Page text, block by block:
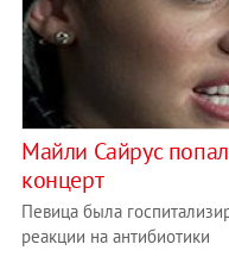
Майли Сайрус
концерт
Певица была
реакции на антибиотики